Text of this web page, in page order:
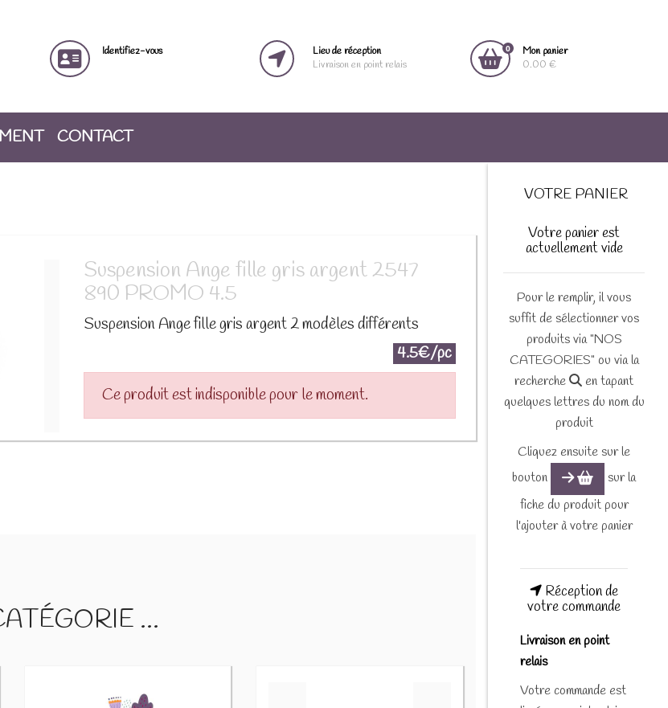
Identifiez-vous
Lieu de réception
Livraison en point relais
0
Mon panier
0.00 €
CONTACT
Suspension Ange fille gris argent 2547
890 PROMO 4.5
Suspension Ange fille gris argent 2 modèles différents
4.5€/pc
Ce produit est indisponible pour le moment.
...
VOTRE PANIER
Votre panier est
actuellement vide
Pour le remplir, il vous
suffit de sélectionner vos
produits via "NOS
CATEGORIES" ou via la
recherche
en tapant
quelques lettres du nom du
produit
Cliquez ensuite sur le
bouton
sur la
fiche du produit pour
l'ajouter à votre panier
Réception de
votre commande
Livraison en point
relais
Votre commande est